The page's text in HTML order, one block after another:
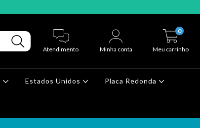
Atendimento Minha conta Meu carrinho
0
Estados Unidos Placa Redonda